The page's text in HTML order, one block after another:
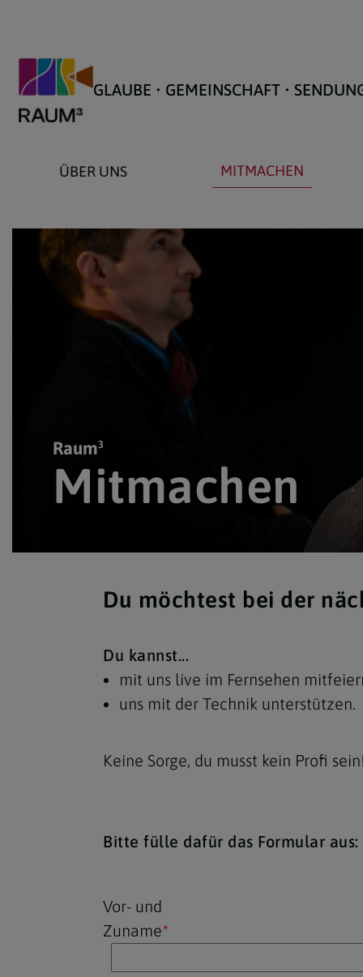
GLAUBE • GEMEINSCHAFT •
ÜBER UNS MITMACHEN
Raum³
Mitmachen
Raum³
Mitmachen
Du möchtest bei der
Du kannst...
mit uns live im Fernsehen
uns mit der Technik unterstützen.
Keine Sorge, du musst kein Profi sein!
Bitte fülle dafür das Formular aus:
Security token
Security token
Reference
Website
Vor- und
Zuname*